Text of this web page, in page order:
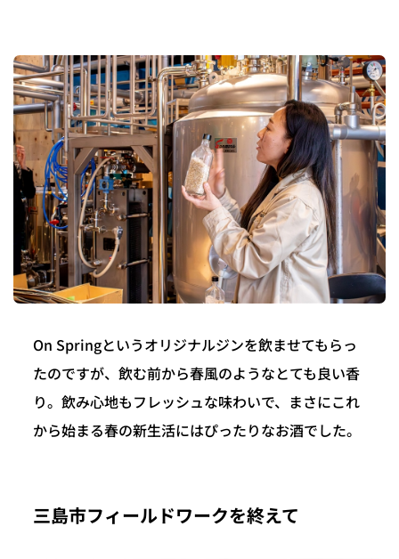
On Springというオリジナルジンを飲ませてもらっ
たのですが、飲む前から春風のようなとても良い香
り。飲み心地もフレッシュな味わいで、まさにこれ
から始まる春の新生活にはぴったりなお酒でした。
三島市フィールドワークを終えて